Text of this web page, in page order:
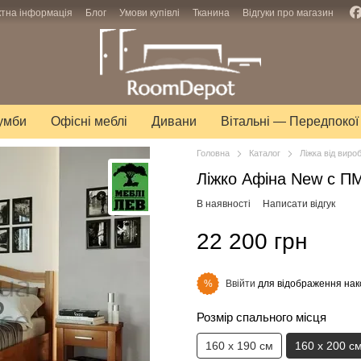
інформація Блог Умови купівлі Тканина Відгуки про магазин
Офісні меблі Дивани Вітальні — Передпокої
Головна Каталог Ліжка від
Ліжко Афіна New с
В наявності Написати відгук
22 200 грн
% Ввійти для відображення
Розмір спального місця
160 х 190 см 160 х 200